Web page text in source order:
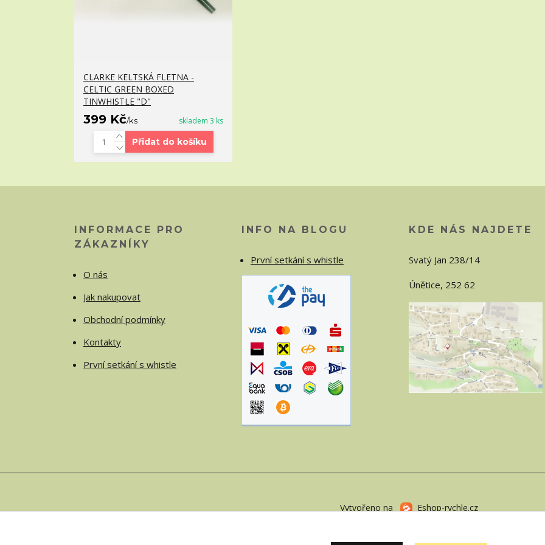
CLARKE KELTSKÁ FLETNA -
CELTIC GREEN BOXED
TINWHISTLE "D"
399 Kč/ks skladem 3 ks
Přidat do košíku
INFORMACE PRO
ZÁKAZNÍKY
O nás
Jak nakupovat
Obchodní podmínky
Kontakty
První setkání s whistle
INFO NA BLOGU
První setkání s whistle
KDE NÁS NAJDETE
Svatý Jan 238/14
Únětice, 252 62
Vytvořeno na Eshop-rychle.cz